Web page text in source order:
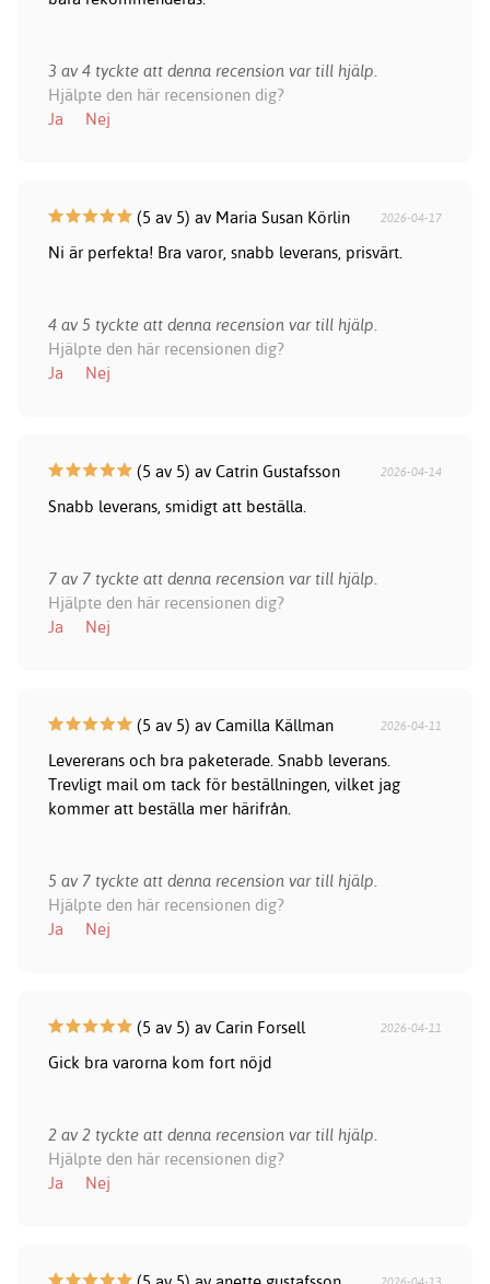
3 av 4 tyckte att denna recension var till hjälp.
Hjälpte den här recensionen dig?
Ja
Nej
(5 av 5) av Maria Susan Körlin 2026-04-17
Ni är perfekta! Bra varor, snabb leverans, prisvärt.
4 av 5 tyckte att denna recension var till hjälp.
Hjälpte den här recensionen dig?
Ja
Nej
(5 av 5) av Catrin Gustafsson 2026-04-14
Snabb leverans, smidigt att beställa.
7 av 7 tyckte att denna recension var till hjälp.
Hjälpte den här recensionen dig?
Ja
Nej
(5 av 5) av Camilla Källman 2026-04-11
Levererans och bra paketerade. Snabb leverans.
Trevligt mail om tack för beställningen, vilket jag
kommer att beställa mer härifrån.
5 av 7 tyckte att denna recension var till hjälp.
Hjälpte den här recensionen dig?
Ja
Nej
(5 av 5) av Carin Forsell 2026-04-11
Gick bra varorna kom fort nöjd
2 av 2 tyckte att denna recension var till hjälp.
Hjälpte den här recensionen dig?
Ja
Nej